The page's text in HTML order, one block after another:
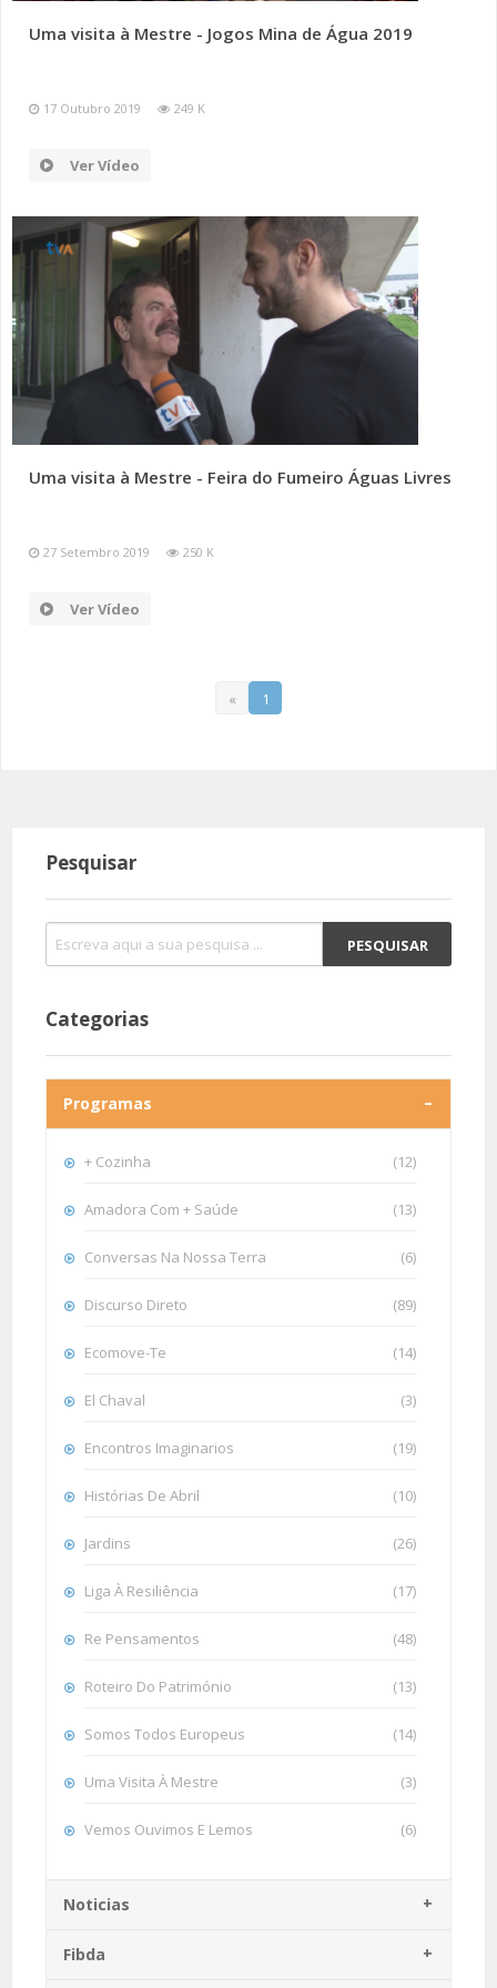
Uma visita à Mestre - Jogos Mina de Água 2019
17 Outubro 2019 249 K
Ver Vídeo
Uma visita à Mestre - Feira do Fumeiro Águas Livres
27 Setembro 2019 250 K
Ver Vídeo
« 1
Pesquisar
Categorias
Programas
+ Cozinha (12)
Amadora Com + Saúde (13)
Conversas Na Nossa Terra (6)
Discurso Direto (89)
Ecomove-Te (14)
El Chaval (3)
Encontros Imaginarios (19)
Histórias De Abril (10)
Jardins (26)
Liga À Resiliência (17)
Re Pensamentos (48)
Roteiro Do Património (13)
Somos Todos Europeus (14)
Uma Visita À Mestre (3)
Vemos Ouvimos E Lemos (6)
Noticias
Fibda